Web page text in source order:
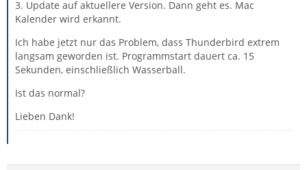
3. Update auf aktuellere Version. Dann geht es. Mac
Kalender wird erkannt.
Ich habe jetzt nur das Problem, dass Thunderbird extrem
langsam geworden ist. Programmstart dauert ca. 15
Sekunden, einschließlich Wasserball.
Ist das normal?
Lieben Dank!